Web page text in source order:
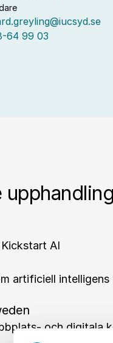
64 99 03
AI
artificiell
och digitala